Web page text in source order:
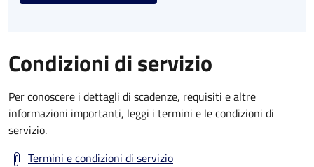
Condizioni di servizio
Per conoscere i dettagli di scadenze, requisiti e altre
informazioni importanti, leggi i termini e le condizioni di
servizio.
Termini e condizioni di servizio